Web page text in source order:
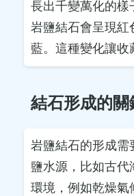
長出千變萬化的樣
岩鹽結石會呈現紅
藍。這種變化讓收
結石形成的關
岩鹽結石的形成需
鹽水源，比如古代
環境，例如乾燥氣